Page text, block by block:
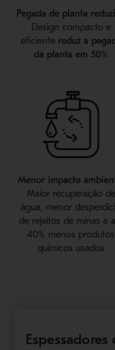
Pegada de planta
Design compacto e
eficiente reduz a
da planta em 50%
Menor impacto
Maior recuperação de
água, menor
de rejeitos de minas e
40% menos produtos
químicos usados